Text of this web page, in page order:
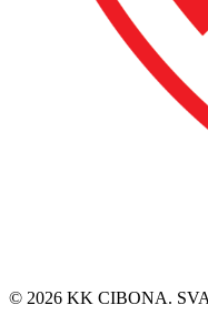
© 2026 KK CIBONA.